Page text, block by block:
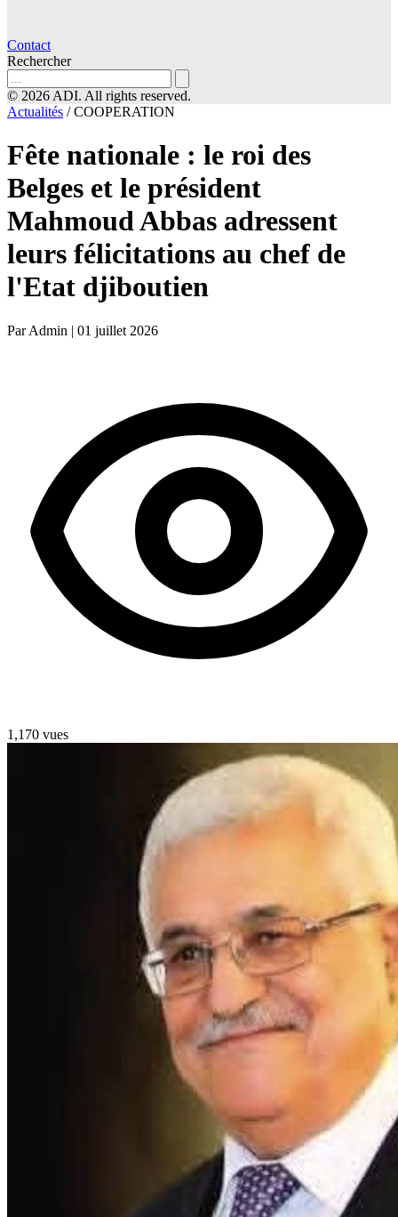
Contact
Rechercher
© 2026 ADI. All rights reserved.
Actualités / COOPERATION
Fête nationale : le roi des
Belges et le président
Mahmoud Abbas adressent
leurs félicitations au chef de
l'Etat djiboutien
Par Admin | 01 juillet 2026
1,170 vues